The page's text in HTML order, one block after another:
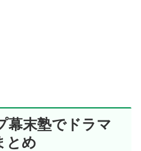
幕末塾でドラマ
とめ